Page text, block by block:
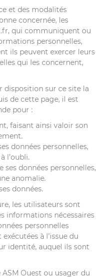
et des modalités
concernée, les
qui communiquent ou
personnelles,
ils peuvent exercer leurs
qui les concernent,
disposition sur ce site la
de cette page, il est
pour :
faisant ainsi valoir son
données personnelles,
l’oubli.
données personnelles,
anomalie.
données.
les utilisateurs sont
informations nécessaires
personnelles
à l’issue du
identité, auquel ils sont
Ouest ou usager du